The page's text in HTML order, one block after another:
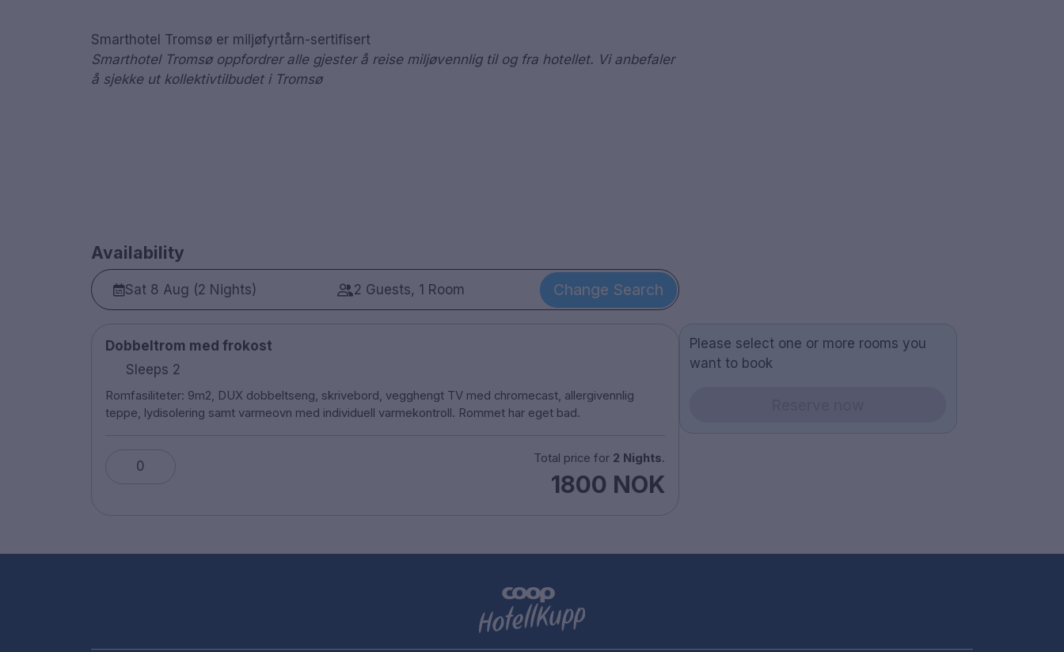
Smarthotel Tromsø er miljøfyrtårn-sertifisert
Smarthotel Tromsø oppfordrer alle gjester å reise miljøvennlig til og fra hotellet. Vi anbefaler
å sjekke ut kollektivtilbudet i Tromsø
Availability
Sat 8 Aug (2 Nights) 2 Guests, 1 Room Change Search
Dobbeltrom med frokost
Sleeps 2
Romfasiliteter: 9m2, DUX dobbeltseng, skrivebord, vegghengt TV med chromecast, allergivennlig
teppe, lydisolering samt varmeovn med individuell varmekontroll. Rommet har eget bad.
0
Total price for 2 Nights.
1800 NOK
Please select one or more rooms you
want to book